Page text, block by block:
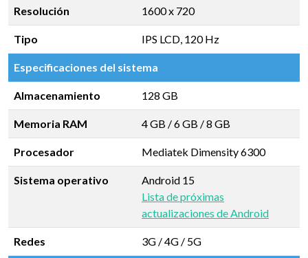
Resolución 1600 x 720
Tipo IPS LCD, 120 Hz
Especificaciones del sistema
Almacenamiento 128 GB
Memoria RAM 4 GB /6 GB /8 GB
Procesador Mediatek Dimensity 6300
Sistema operativo
Android 15
Lista de próximas
actualizaciones de Android
Redes 3G / 4G / 5G